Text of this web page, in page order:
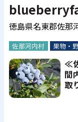
徳島県名東郡佐那
佐那河内村 果物・
≪
間
取